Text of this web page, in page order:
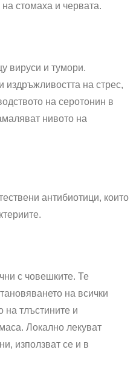
стомаха и червата.
вируси и тумори.
издръжливостта на стрес,
на серотонин в
нивото на
антибиотици, които
с човешките. Те
на всички
на тлъстините и
Локално лекуват
използват се и в